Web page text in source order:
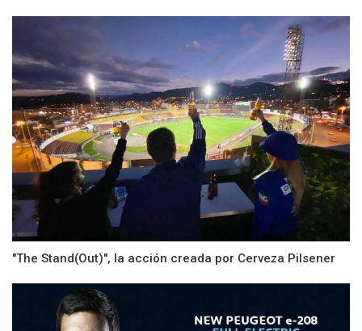
"The Stand(Out)", la acción creada por Cerveza Pilsener